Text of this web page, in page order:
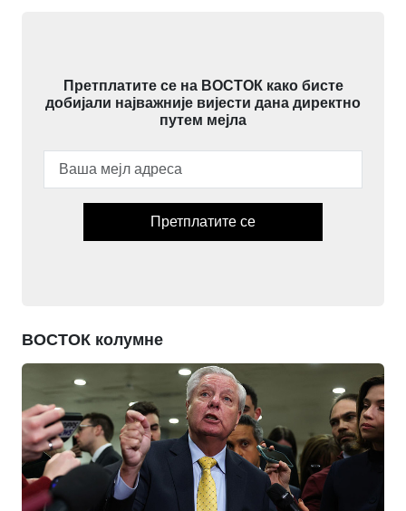
Претплатите се на ВОСТОК како бисте
добијали најважније вијести дана директно
путем мејла
Претплатите се
ВОСТОК колумне